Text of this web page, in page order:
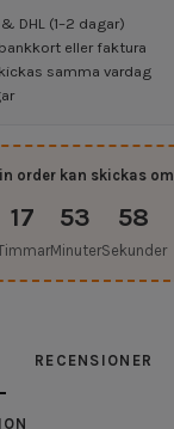
DHL (1–2 dagar)
eller faktura
samma vardag
order kan skickas om
17 53
Minuter
58
Sekunder
RECENSIONER